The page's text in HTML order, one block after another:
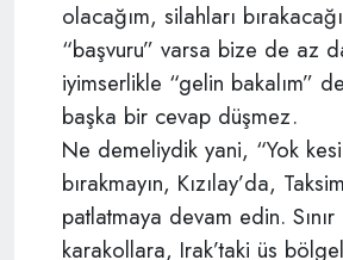
olacağım, silahları
“başvuru” varsa bize de az
iyimserlikle “gelin bakalım”
başka bir cevap düşmez.
Ne demeliydik yani, “Yok
bırakmayın, Kızılay’da,
patlatmaya devam edin.
karakollara, Irak’taki üs